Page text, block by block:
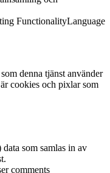
FunctionalityLanguage
denna tjänst använder
cookies och pixlar som
som samlas in av
comments